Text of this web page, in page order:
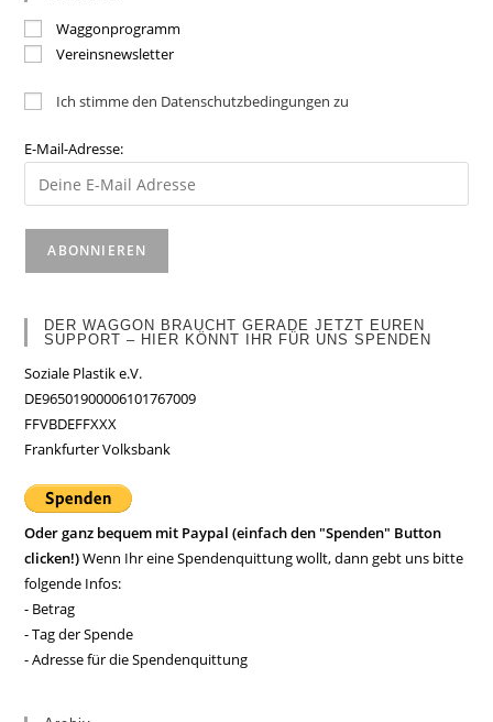
Waggonprogramm
Vereinsnewsletter
Ich stimme den Datenschutzbedingungen zu
E-Mail-Adresse:
DER WAGGON BRAUCHT GERADE JETZT EUREN
SUPPORT – HIER KÖNNT IHR FÜR UNS SPENDEN
Soziale Plastik e.V.
DE96501900006101767009
FFVBDEFFXXX
Frankfurter Volksbank
Oder ganz bequem mit Paypal (einfach den "Spenden" Button
clicken!)Wenn Ihr eine Spendenquittung wollt, dann gebt uns bitte
folgende Infos:
- Betrag
- Tag der Spende
- Adresse für die Spendenquittung